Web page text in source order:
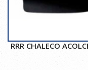
RRR CHALECO